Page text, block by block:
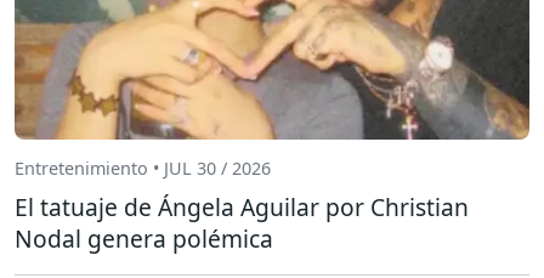
Entretenimiento • JUL 30 / 2026
El tatuaje de Ángela Aguilar por Christian
Nodal genera polémica